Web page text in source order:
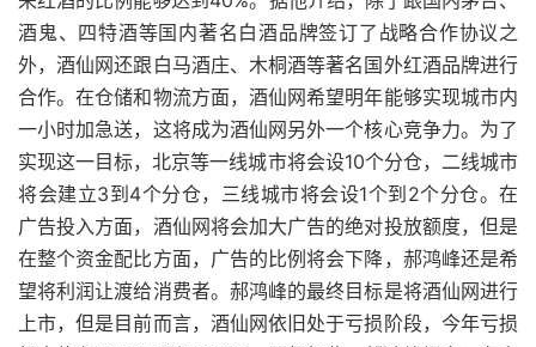
酒鬼、四特酒等国内著名白酒品牌签订了战略合作协议之
外，酒仙网还跟白马酒庄、木桐酒等著名国外红酒品牌进行
合作。在仓储和物流方面，酒仙网希望明年能够实现城市内
一小时加急送，这将成为酒仙网另外一个核心竞争力。为了
实现这一目标，北京等一线城市将会设10个分仓，二线城市
将会建立3到4个分仓，三线城市将会设1个到2个分仓。在
广告投入方面，酒仙网将会加大广告的绝对投放额度，但是
在整个资金配比方面，广告的比例将会下降，郝鸿峰还是希
望将利润让渡给消费者。郝鸿峰的最终目标是将酒仙网进行
上市，但是目前而言，酒仙网依旧处于亏损阶段，今年亏损